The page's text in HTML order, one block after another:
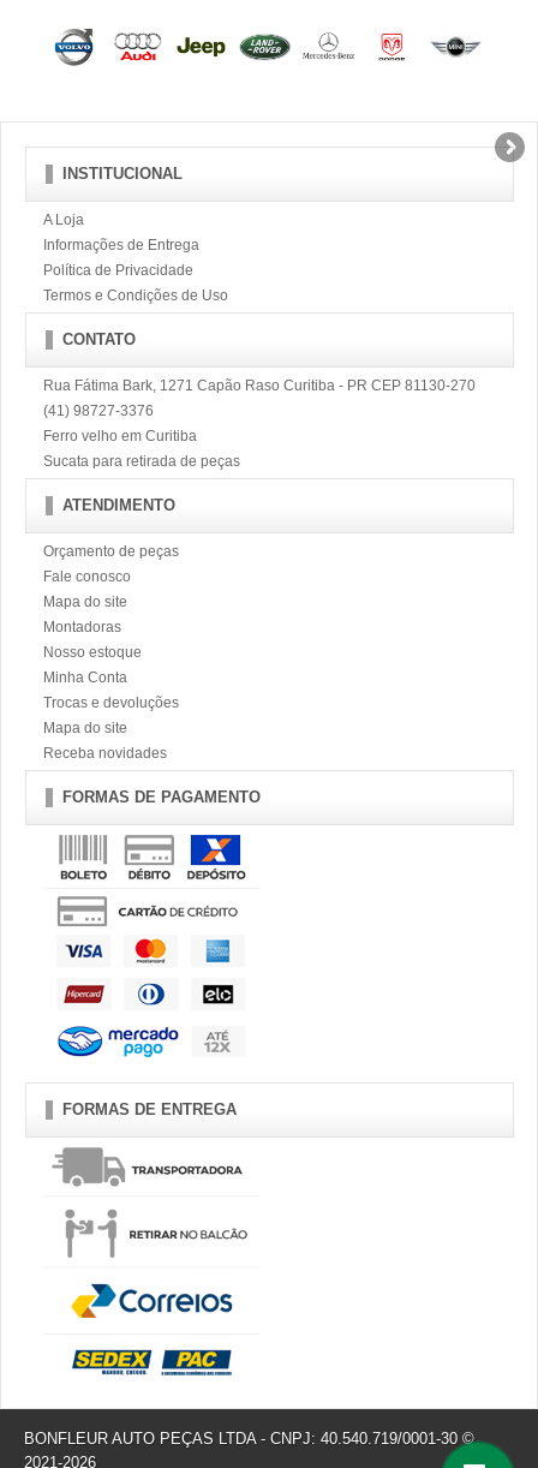
INSTITUCIONAL
A Loja
Informações de Entrega
Política de Privacidade
Termos e Condições de Uso
CONTATO
Rua Fátima Bark, 1271 Capão Raso Curitiba - PR CEP 81130-270
(41) 98727-3376
Ferro velho em Curitiba
Sucata para retirada de peças
ATENDIMENTO
Orçamento de peças
Fale conosco
Mapa do site
Montadoras
Nosso estoque
Minha Conta
Trocas e devoluções
Mapa do site
Receba novidades
FORMAS DE PAGAMENTO
FORMAS DE ENTREGA
BONFLEUR AUTO PEÇAS LTDA - CNPJ: 40.540.719/0001-30 ©
2021-2026